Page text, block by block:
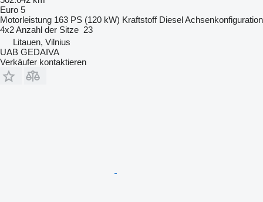
Euro 5
Motorleistung 163 PS (120 kW) Kraftstoff DieselAchsenkonfiguration
4x2Anzahl der Sitze 23
Litauen, Vilnius
UAB GEDAIVA
Verkäufer kontaktieren